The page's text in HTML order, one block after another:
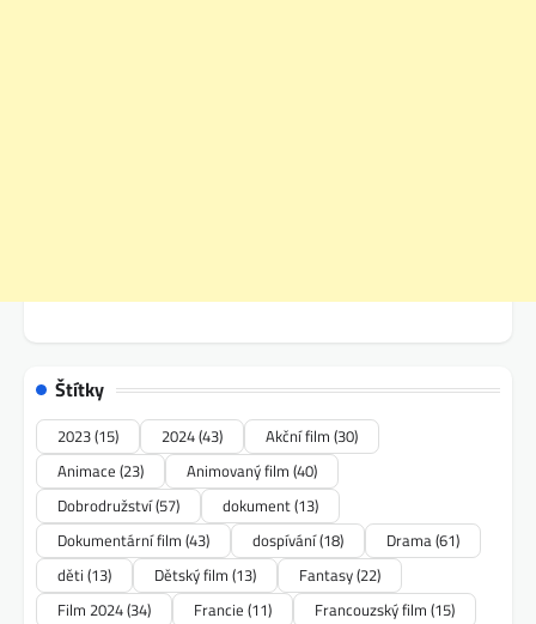
Štítky
2023(15) 2024(43) Akční film (30)
Animace (23) Animovaný film (40)
Dobrodružství(57) dokument(13)
Dokumentární film (43) dospívání(18) Drama(61)
děti (13) Dětský film (13) Fantasy(22)
Film 2024(34) Francie (11) Francouzský film (15)